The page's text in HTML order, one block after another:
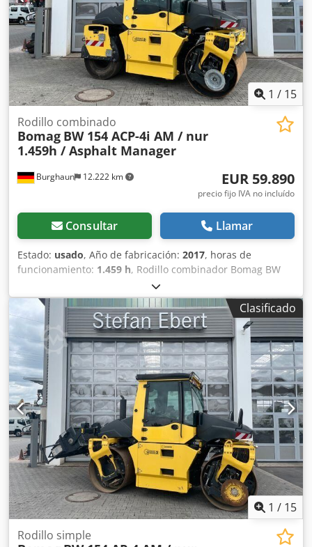
venta previa. Posibilidad de alquiler. = Más información =
Póngase en contacto con Tobias Ebert para obtener más
información.
1 / 15
Burghaun 12.222 km
Rodillo combinado
Bomag BW 154 ACP-4i AM / nur
1.459h / Asphalt Manager
EUR 59.890
precio fijo IVA no incluído
Consultar Llamar
Estado: usado, Año de fabricación: 2017, horas de
funcionamiento: 1.459 h, Rodillo combinador Bomag BW
154 ACP-4i AM, año de fabricación: 2017, horas de
funcionamiento: solo 1459 horas, motor: Kubota [55,4
kW/75 CV], Asphalt Manager 2, cortador de asfalto a la
derecha, peso: 7400 kg, banda de rodadura lisa, buen
estado, listo para su uso inmediato. Si lo desea, le
ofreceremos una propuesta de arrendamiento o
financiación; el Sr. Mihm (tel. ) estará encantado de
ayudarle. Para obtener más información, visite nuestra
página web. Salvo errores y venta previa. Posibilidad de
alquiler. Djdpfx Aszq Tzmenujck = Más información =
Póngase en contacto con Tobias Ebert para obtener más
información.
Clasificado
1 / 15
Rodillo simple